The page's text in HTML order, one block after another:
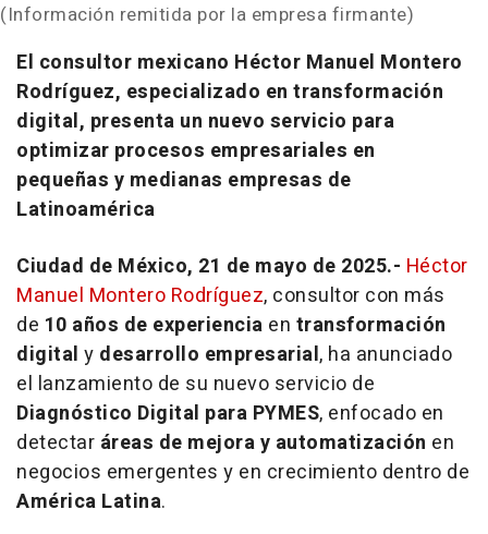
(Información remitida por la empresa firmante)
El consultor mexicano Héctor Manuel Montero
Rodríguez, especializado en transformación
digital, presenta un nuevo servicio para
optimizar procesos empresariales en
pequeñas y medianas empresas de
Latinoamérica
Ciudad de México, 21 de mayo de 2025.- Héctor
Manuel Montero Rodríguez, consultor con más
de 10 años de experiencia en transformación
digital y desarrollo empresarial, ha anunciado
el lanzamiento de su nuevo servicio de
Diagnóstico Digital para PYMES, enfocado en
detectar áreas de mejora y automatización en
negocios emergentes y en crecimiento dentro de
América Latina.